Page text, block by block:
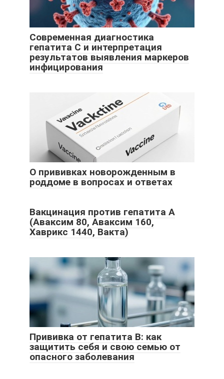
Современная диагностика
гепатита С и интерпретация
результатов выявления маркеров
инфицирования
О прививках новорожденным в
роддоме в вопросах и ответах
Вакцинация против гепатита А
(Аваксим 80, Аваксим 160,
Хаврикс 1440, Вакта)
Прививка от гепатита B: как
защитить себя и свою семью от
опасного заболевания